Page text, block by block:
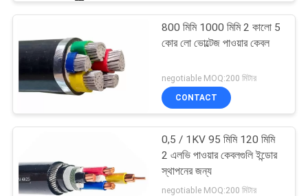
এলভি পাওয়ার তারগুলি
10
800 মিমি 1000 মিমি 2 কালো 5
কোর লো ভোল্টেজ পাওয়ার কেবল
negotiable MOQ:200 মিটার
CONTACT
0,5 / 1KV 95 মিমি 120 মিমি
2 এলভি পাওয়ার কেবলগুলি ইন্ডোর
স্থাপনের জন্য
negotiable MOQ:200 মিটার